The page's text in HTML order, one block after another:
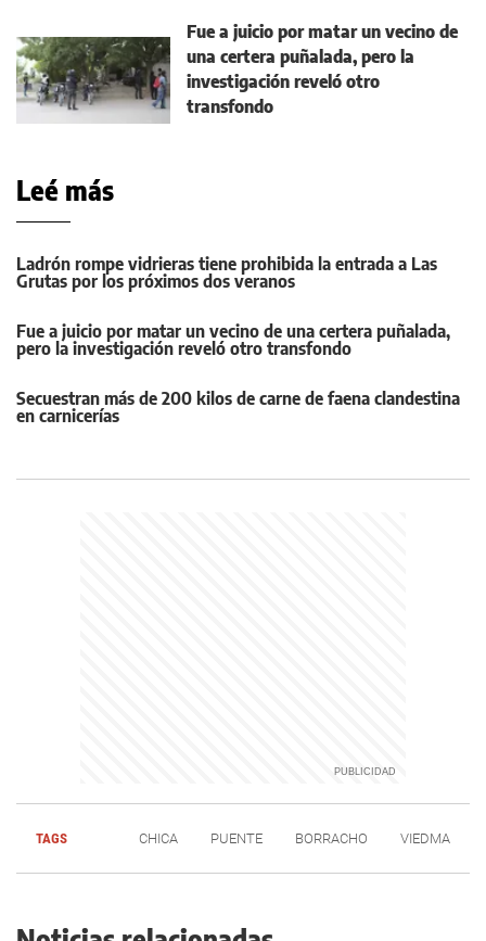
Fue a juicio por matar un vecino de
una certera puñalada, pero la
investigación reveló otro
transfondo
Leé más
Ladrón rompe vidrieras tiene prohibida la entrada a Las
Grutas por los próximos dos veranos
Fue a juicio por matar un vecino de una certera puñalada,
pero la investigación reveló otro transfondo
Secuestran más de 200 kilos de carne de faena clandestina
en carnicerías
TAGS CHICA PUENTE BORRACHO VIEDMA